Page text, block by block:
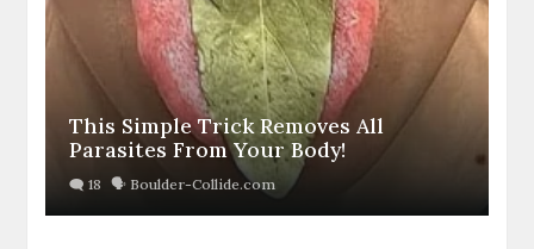
This Simple Trick Removes All
Parasites From Your Body!